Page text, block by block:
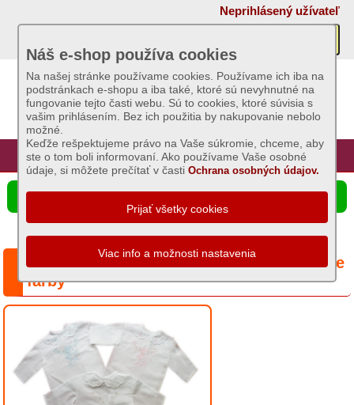
Neprihlásený užívateľ
Úvod Hlavná stránka Prihlásenie Registrácia
Náš e-shop používa cookies
Na našej stránke používame cookies. Používame ich iba na
podstránkach e-shopu a iba také, ktoré sú nevyhnutné na
fungovanie tejto časti webu. Sú to cookies, ktoré súvisia s
vašim prihlásením. Bez ich použitia by nakupovanie nebolo
možné.
Keďže rešpektujeme právo na Vaše súkromie, chceme, aby
ste o tom boli informovaní. Ako používame Vaše osobné
údaje, si môžete prečítať v častiOchrana osobných údajov.
☰ Ponuka produktov
Akcie
Sviečky
Umelé
kvety
Semená
osivá
Chovateľské
Grilovací
program
Séria: Košieľka na krst, Nový anjel - rôzne
farby